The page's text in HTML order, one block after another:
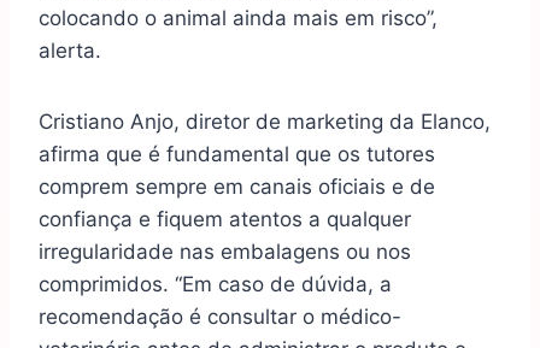
colocando o animal ainda mais em risco”,
alerta.
Cristiano Anjo, diretor de marketing da Elanco,
afirma que é fundamental que os tutores
comprem sempre em canais oficiais e de
confiança e fiquem atentos a qualquer
irregularidade nas embalagens ou nos
comprimidos. “Em caso de dúvida, a
recomendação é consultar o médico-